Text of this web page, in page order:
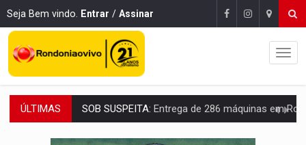
Seja Bem vindo. Entrar / Assinar
ÚLTIMAS ARTIGO:Reter até 50% no distrato imobiliário é legal, mas não pode
DO HOSPITAL AO CAMPO:Veja as mais de 200 ações de Marcos